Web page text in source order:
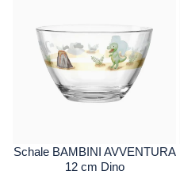
Schale BAMBINI AVVENTURA
12 cm Dino